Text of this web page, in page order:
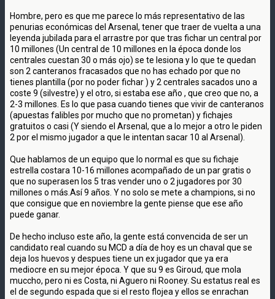
Hombre, pero es que me parece lo más representativo de las
penurias económicas del Arsenal, tener que traer de vuelta a una
leyenda jubilada para el arrastre por que tras fichar un central por
10 millones (Un central de 10 millones en la época donde los
centrales cuestan 30 o más ojo) se te lesiona y lo que te quedan
son 2 canteranos fracasados que no has echado por que no
tienes plantilla (por no poder fichar ) y 2 centrales sacados uno a
coste 9 (silvestre) y el otro, si estaba ese año , que creo que no, a
2-3 millones. Es lo que pasa cuando tienes que vivir de canteranos
(apuestas falibles por mucho que no prometan) y fichajes
gratuitos o casi (Y siendo el Arsenal, que a lo mejor a otro le piden
2 por el mismo jugador a que le intentan sacar 10 al Arsenal).
Que hablamos de un equipo que lo normal es que su fichaje
estrella costara 10-16 millones acompañado de un par gratis o
que no superasen los 5 tras vender uno o 2 jugadores por 30
millones o más.Así 9 años. Y no solo se mete a champions, si no
que consigue que en noviembre la gente piense que ese año
puede ganar.
De hecho incluso este año, la gente está convencida de ser un
candidato real cuando su MCD a día de hoy es un chaval que se
deja los huevos y despues tiene un ex jugador que ya era
mediocre en su mejor época. Y que su 9 es Giroud, que mola
muccho, pero ni es Costa, ni Aguero ni Rooney. Su estatus real es
el de segundo espada que si el resto flojea y ellos se enrachan